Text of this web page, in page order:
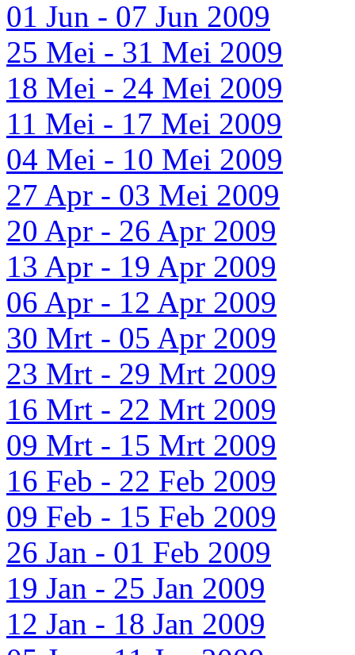
01 Jun - 07 Jun 2009
25 Mei - 31 Mei 2009
18 Mei - 24 Mei 2009
11 Mei - 17 Mei 2009
04 Mei - 10 Mei 2009
27 Apr - 03 Mei 2009
20 Apr - 26 Apr 2009
13 Apr - 19 Apr 2009
06 Apr - 12 Apr 2009
30 Mrt - 05 Apr 2009
23 Mrt - 29 Mrt 2009
16 Mrt - 22 Mrt 2009
09 Mrt - 15 Mrt 2009
16 Feb - 22 Feb 2009
09 Feb - 15 Feb 2009
26 Jan - 01 Feb 2009
19 Jan - 25 Jan 2009
12 Jan - 18 Jan 2009